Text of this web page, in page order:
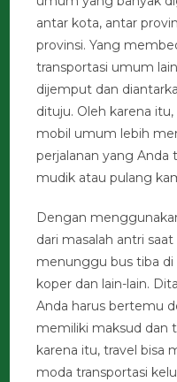
antar kota, antar
provinsi. Yang
transportasi umum
dijemput dan
dituju. Oleh karena
mobil umum lebih
perjalanan yang
mudik atau pulang
Dengan
dari masalah antri
menunggu bus tiba
koper dan lain-lain.
Anda harus bertemu
memiliki maksud dan
karena itu, travel bisa
moda transportasi